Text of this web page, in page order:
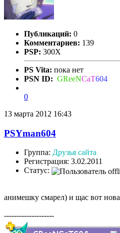
Публикаций: 0
Комментариев: 139
PSP: 300X
PS Vita: пока нет
PSN ID: GReeNCaT604
0
13 марта 2012 16:43
PSYman604
Группа: Друзья сайта
Регистрация: 3.02.2011
Статус:
анимешку смарел) и щас вот
--------------------